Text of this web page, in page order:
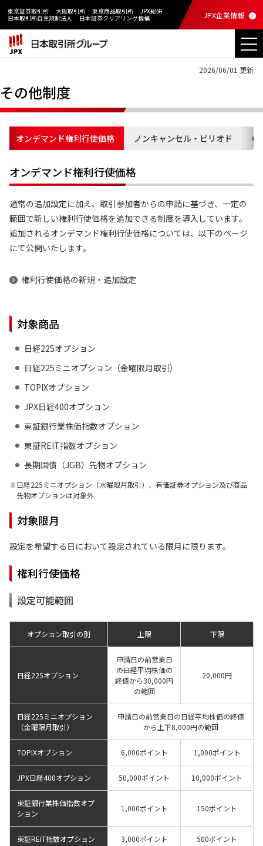
東京証券取引所 大阪取引所 東京商品取引所
JPX総研
日本取引所自主規制法人
日本証券クリアリング機構 JPX企業情報
2026/06/01 更新
その他制度
オンデマンド権利行使価格 ノンキャンセル・ピリオド
オンデマンド権利行使価格
通常の追加設定に加え、取引参加者からの申請に基づき、一定の
範囲で新しい権利行使価格を追加できる制度を導入しています。
追加されるオンデマンド権利行使価格については、以下のページ
にて公開いたします。
権利行使価格の新規・追加設定
対象商品
日経225オプション
日経225ミニオプション（金曜限月取引）
TOPIXオプション
JPX日経400オプション
東証銀行業株価指数オプション
東証REIT指数オプション
長期国債（JGB）先物オプション
日経225ミニオプション（水曜限月取引）、有価証券オプション及び商品
先物オプションは対象外
対象限月
設定を希望する日において設定されている限月に限ります。
権利行使価格
設定可能範囲
オプション取引の別 上限 下限
日経225オプション
申請日の前営業日
の日経平均株価の
終値から30,000円
の範囲
20,000円
日経225ミニオプション
（金曜限月取引）
申請日の前営業日の日経平均株価の終値
から上下8,000円の範囲
TOPIXオプション 6,000ポイント 1,000ポイント
JPX日経400オプション 50,000ポイント 10,000ポイント
東証銀行業株価指数オプ
ション
1,000ポイント 150ポイント
東証REIT指数オプション 3,000ポイント 500ポイント